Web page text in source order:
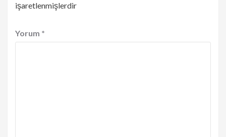
işaretlenmişlerdir
Yorum *